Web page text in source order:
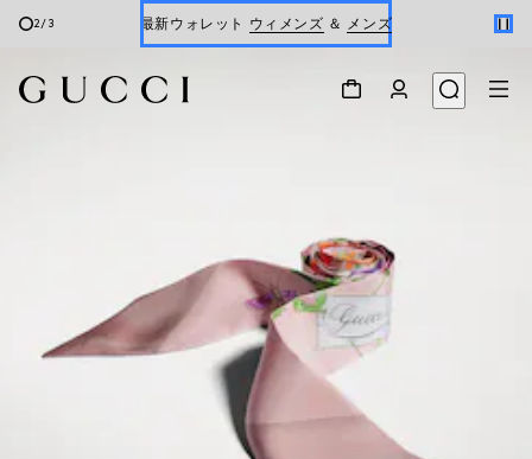
2/3 最新ウォレット ウィメンズ ＆ メンズ